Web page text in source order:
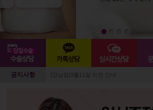
공지사항 [강남점]3월11일 이전 안내